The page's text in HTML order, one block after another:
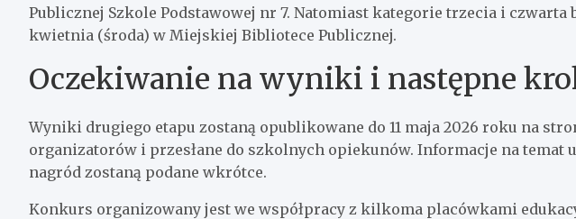
Publicznej Szkole Podstawowej nr 7. Natomiast kategorie trzecia i czwarta
kwietnia (środa) w Miejskiej Bibliotece Publicznej.
Oczekiwanie na wyniki i następne
Wyniki drugiego etapu zostaną opublikowane do 11 maja 2026 roku na
organizatorów i przesłane do szkolnych opiekunów. Informacje na temat
nagród zostaną podane wkrótce.
Konkurs organizowany jest we współpracy z kilkoma placówkami